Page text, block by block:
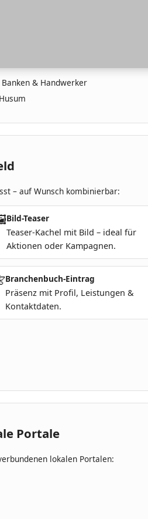
& Handwerker
– auf Wunsch kombinierbar:
Bild-Teaser
Teaser-Kachel mit Bild – ideal für
Aktionen oder Kampagnen.
Branchenbuch-Eintrag
Präsenz mit Profil, Leistungen &
Kontaktdaten.
Portale
lokalen Portalen: